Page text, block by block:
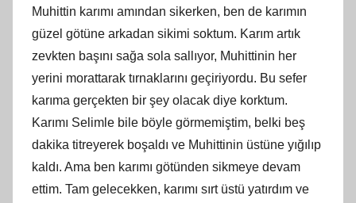
Muhittin karımı amından sikerken, ben de karımın
güzel götüne arkadan sikimi soktum. Karım artık
zevkten başını sağa sola sallıyor, Muhittinin her
yerini morattarak tırnaklarını geçiriyordu. Bu sefer
karıma gerçekten bir şey olacak diye korktum.
Karımı Selimle bile böyle görmemiştim, belki beş
dakika titreyerek boşaldı ve Muhittinin üstüne yığılıp
kaldı. Ama ben karımı götünden sikmeye devam
ettim. Tam gelecekken, karımı sırt üstü yatırdım ve